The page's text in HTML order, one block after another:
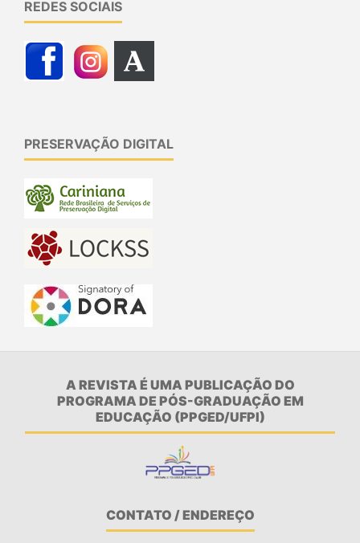
REDES SOCIAIS
PRESERVAÇÃO DIGITAL
A REVISTA É UMA PUBLICAÇÃO DO
PROGRAMA DE PÓS-GRADUAÇÃO EM
EDUCAÇÃO (PPGED/UFPI)
CONTATO / ENDEREÇO